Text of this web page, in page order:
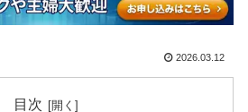
2026.03.12
目次